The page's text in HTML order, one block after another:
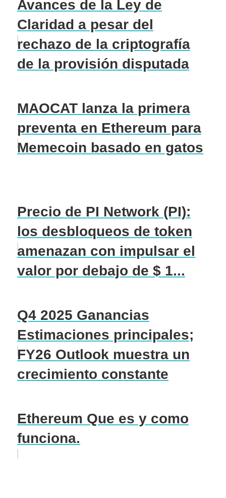
Avances de la Ley de
Claridad a pesar del
rechazo de la criptografía
de la provisión disputada
MAOCAT lanza la primera
preventa en Ethereum para
Memecoin basado en gatos
Precio de PI Network (PI):
los desbloqueos de token
amenazan con impulsar el
valor por debajo de $ 1...
Q4 2025 Ganancias
Estimaciones principales;
FY26 Outlook muestra un
crecimiento constante
Ethereum Que es y como
funciona.